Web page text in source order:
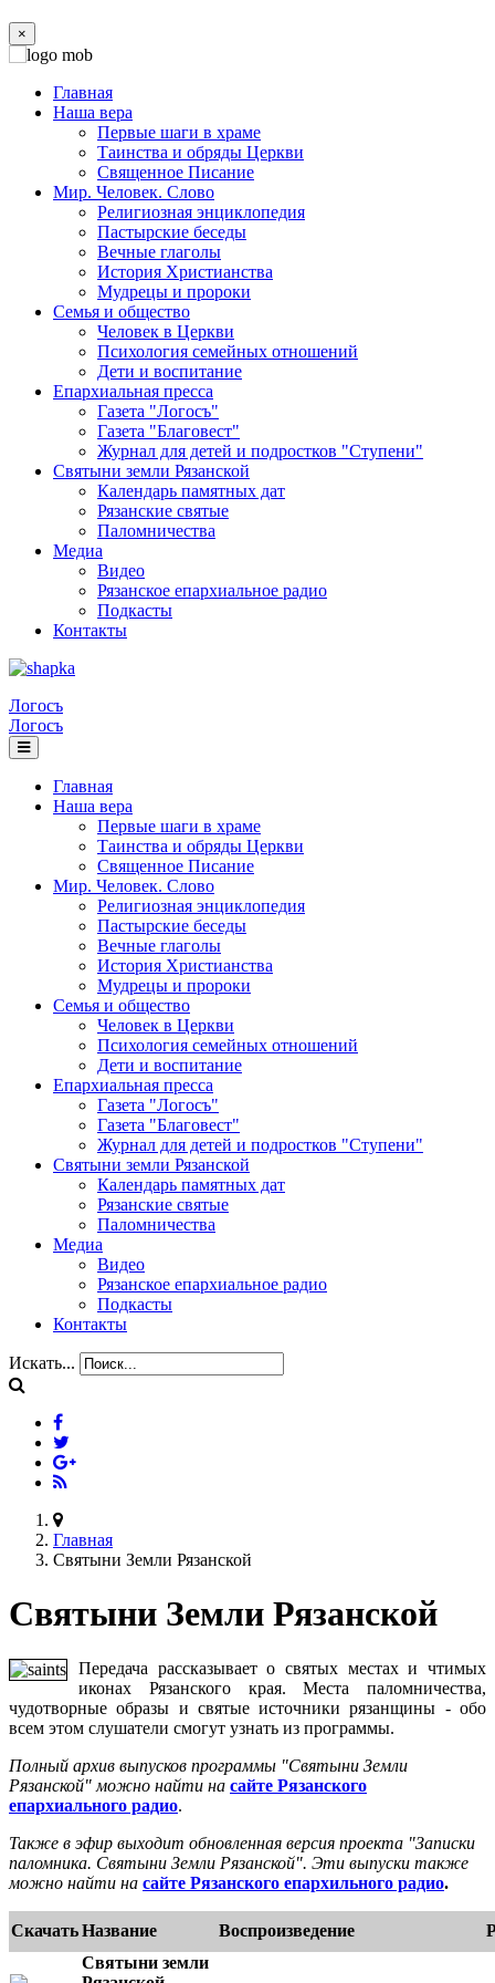
×
Главная
Наша вера
Первые шаги в храме
Таинства и обряды Церкви
Священное Писание
Мир. Человек. Слово
Религиозная энциклопедия
Пастырские беседы
Вечные глаголы
История Христианства
Мудрецы и пророки
Семья и общество
Человек в Церкви
Психология семейных отношений
Дети и воспитание
Епархиальная пресса
Газета "Логосъ"
Газета "Благовест"
Журнал для детей и подростков "Ступени"
Святыни земли Рязанской
Календарь памятных дат
Рязанские святые
Паломничества
Медиа
Видео
Рязанское епархиальное радио
Подкасты
Контакты
Логосъ
Логосъ
Главная
Наша вера
Первые шаги в храме
Таинства и обряды Церкви
Священное Писание
Мир. Человек. Слово
Религиозная энциклопедия
Пастырские беседы
Вечные глаголы
История Христианства
Мудрецы и пророки
Семья и общество
Человек в Церкви
Психология семейных отношений
Дети и воспитание
Епархиальная пресса
Газета "Логосъ"
Газета "Благовест"
Журнал для детей и подростков "Ступени"
Святыни земли Рязанской
Календарь памятных дат
Рязанские святые
Паломничества
Медиа
Видео
Рязанское епархиальное радио
Подкасты
Контакты
Искать...
Главная
Святыни Земли Рязанской
Святыни Земли Рязанской
Передача рассказывает о святых местах и чтимых
иконах Рязанского края. Места паломничества,
чудотворные образы и святые источники рязанщины - обо
всем этом слушатели смогут узнать из программы.
Полный архив выпусков программы "Святыни Земли
Рязанской" можно найти на сайте Рязанского
епархиального радио.
Также в эфир выходит обновленная версия проекта "Записки
паломника. Святыни Земли Рязанской". Эти выпуски также
можно найти на сайте Рязанского епархильного радио.
СкачатьНазвание Воспроизведение
Святыни земли